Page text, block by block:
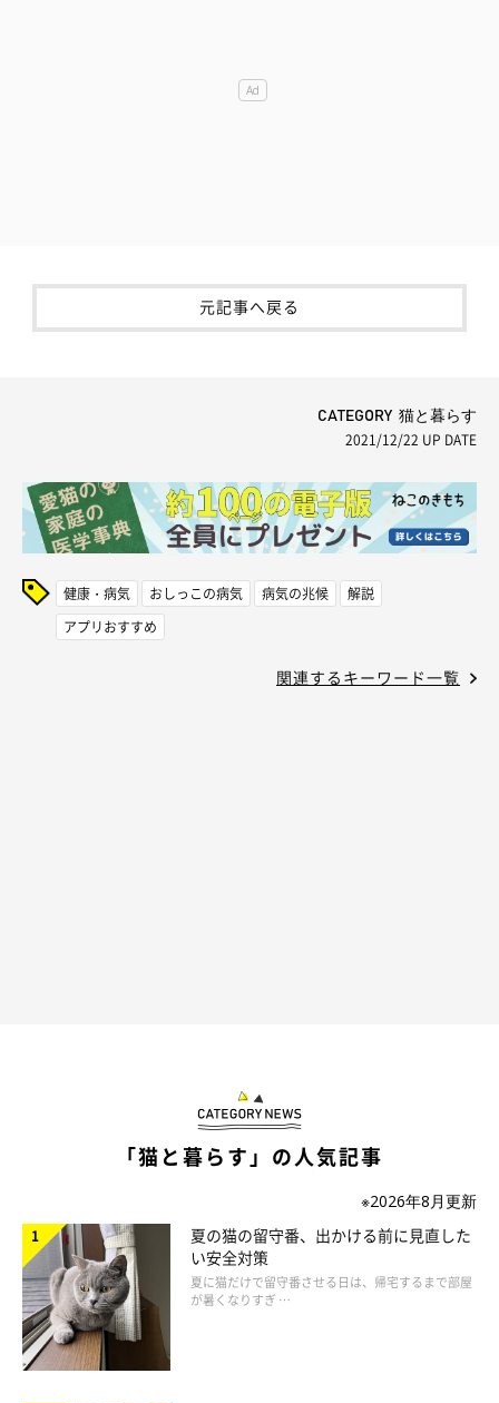
元記事へ戻る
CATEGORY 猫と暮らす
2021/12/22 UP DATE
健康・病気 おしっこの病気 病気の兆候
解説
アプリおすすめ
関連するキーワード一覧
「猫と暮らす」の人気記事
※2026年8月更新
夏の猫の留守番、出かける前に見直した
い安全対策
夏に猫だけで留守番させる日は、帰宅するまで部屋
が暑くなりすぎ …